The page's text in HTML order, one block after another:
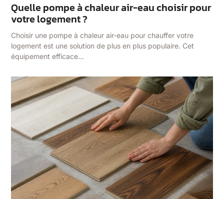
Quelle pompe à chaleur air-eau choisir pour
votre logement ?
Choisir une pompe à chaleur air-eau pour chauffer votre
logement est une solution de plus en plus populaire. Cet
équipement efficace…